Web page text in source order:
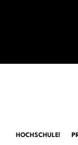
HOCHSCHULEN